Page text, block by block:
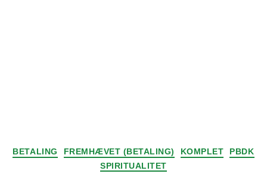
Kategorier
BETALING FREMHÆVET (BETALING) KOMPLET
PBDK
SPIRITUALITET